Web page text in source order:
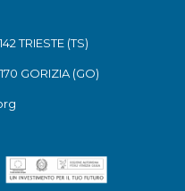
TRIESTE (TS)
GORIZIA (GO)